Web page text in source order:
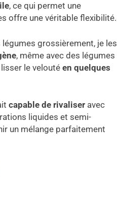
, ce qui permet une
offre une véritable flexibilité.
grossièrement, je les
, même avec des légumes
le velouté en quelques
capable de rivaliser avec
liquides et semi-
un mélange parfaitement